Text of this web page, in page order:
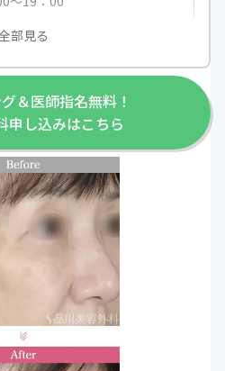
517-630
部見る
＆医師指名無料！
申し込みはこちら